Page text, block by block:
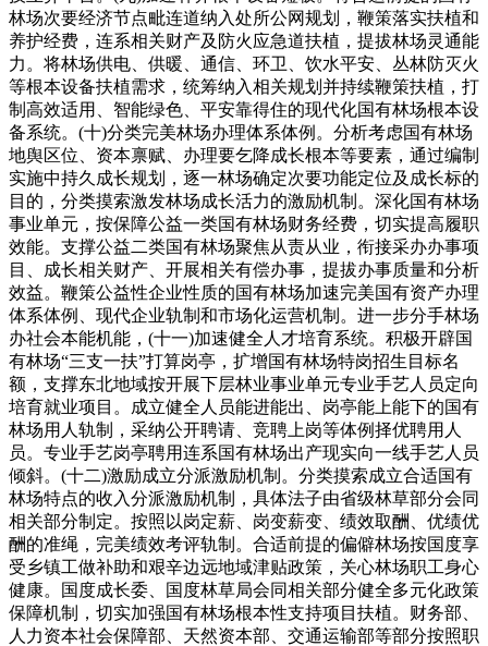
林场次要经济节点毗连道纳入处所公网规划，鞭策落实扶植和
养护经费，连系相关财产及防火应急道扶植，提拔林场灵通能
力。将林场供电、供暖、通信、环卫、饮水平安、丛林防灭火
等根本设备扶植需求，统筹纳入相关规划并持续鞭策扶植，打
制高效适用、智能绿色、平安靠得住的现代化国有林场根本设
备系统。(十)分类完美林场办理体系体例。分析考虑国有林场
地舆区位、资本禀赋、办理要乞降成长根本等要素，通过编制
实施中持久成长规划，逐一林场确定次要功能定位及成长标的
目的，分类摸索激发林场成长活力的激励机制。深化国有林场
事业单元，按保障公益一类国有林场财务经费，切实提高履职
效能。支撑公益二类国有林场聚焦从责从业，衔接采办办事项
目、成长相关财产、开展相关有偿办事，提拔办事质量和分析
效益。鞭策公益性企业性质的国有林场加速完美国有资产办理
体系体例、现代企业轨制和市场化运营机制。进一步分手林场
办社会本能机能，(十一)加速健全人才培育系统。积极开辟国
有林场“三支一扶”打算岗亭，扩增国有林场特岗招生目标名
额，支撑东北地域按开展下层林业事业单元专业手艺人员定向
培育就业项目。成立健全人员能进能出、岗亭能上能下的国有
林场用人轨制，采纳公开聘请、竞聘上岗等体例择优聘用人
员。专业手艺岗亭聘用连系国有林场出产现实向一线手艺人员
倾斜。(十二)激励成立分派激励机制。分类摸索成立合适国有
林场特点的收入分派激励机制，具体法子由省级林草部分会同
相关部分制定。按照以岗定薪、岗变薪变、绩效取酬、优绩优
酬的准绳，完美绩效考评轨制。合适前提的偏僻林场按国度享
受乡镇工做补助和艰辛边远地域津贴政策，关心林场职工身心
健康。国度成长委、国度林草局会同相关部分健全多元化政策
保障机制，切实加强国有林场根本性支持项目扶植。财务部、
人力资本社会保障部、天然资本部、交通运输部等部分按照职